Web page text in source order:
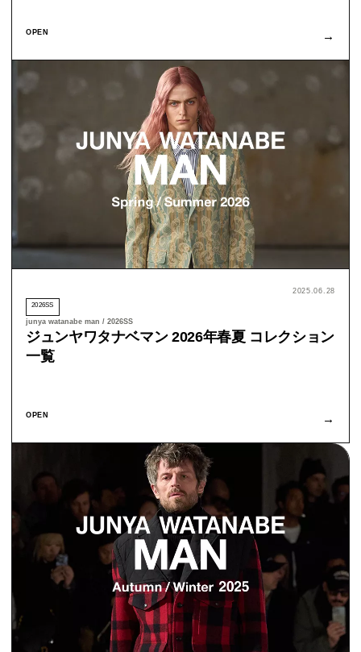
OPEN →
2025.06.28
2026SS
junya watanabe man / 2026SS
ジュンヤワタナベマン 2026年春夏 コレクション
一覧
OPEN →